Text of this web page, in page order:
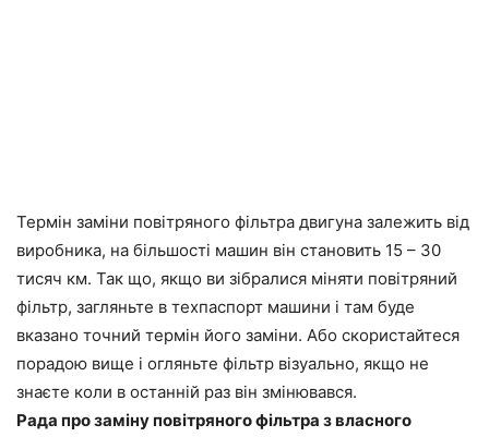
Термін заміни повітряного фільтра двигуна залежить від
виробника, на більшості машин він становить 15 – 30
тисяч км. Так що, якщо ви зібралися міняти повітряний
фільтр, загляньте в техпаспорт машини і там буде
вказано точний термін його заміни. Або скористайтеся
порадою вище і огляньте фільтр візуально, якщо не
знаєте коли в останній раз він змінювався.
Рада про заміну повітряного фільтра з власного